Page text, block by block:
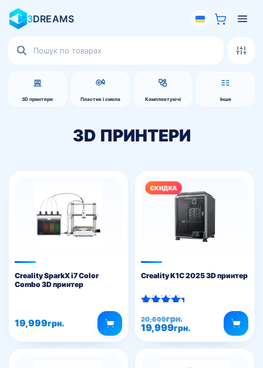
3DREAMS
3D принтери Пластик і смола Комплектуючі Інше
товарів
Creality SparkX i7 Color
Combo 3D принтер
19,999грн.
Creality K1C 2025 3D принтер
5.00
з 5
20,699грн.
Оригінальна
ціна:
19,999грн.
Поточна
ціна: